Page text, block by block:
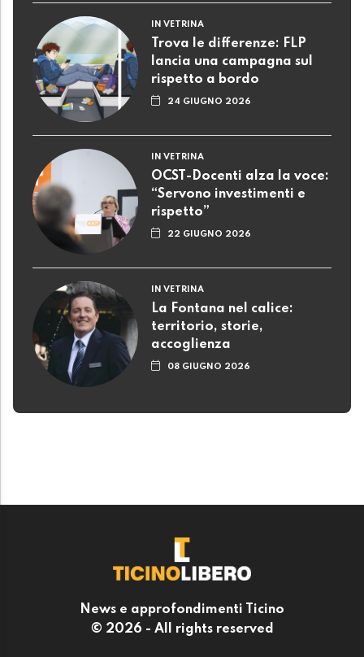
IN VETRINA
Trova le differenze: FLP
lancia una campagna sul
rispetto a bordo
24 GIUGNO 2026
IN VETRINA
OCST-Docenti alza la voce:
“Servono investimenti e
rispetto”
22 GIUGNO 2026
IN VETRINA
La Fontana nel calice:
territorio, storie,
accoglienza
08 GIUGNO 2026
News e approfondimenti Ticino
© 2026 - All rights reserved